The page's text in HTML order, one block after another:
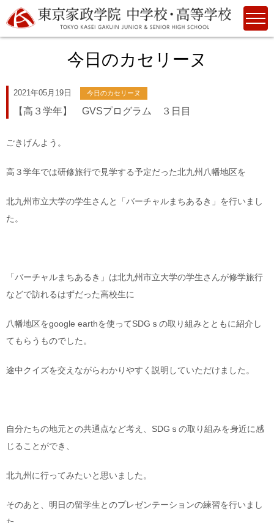
今日のカセリーヌ
2021年05月19日 今日のカセリーヌ
【高３学年】 GVSプログラム ３日目
ごきげんよう。
高３学年では研修旅行で見学する予定だった北九州八幡地区を
北九州市立大学の学生さんと「バーチャルまちあるき」を行いまし
た。
「バーチャルまちあるき」は北九州市立大学の学生さんが修学旅行
などで訪れるはずだった高校生に
八幡地区をgoogle earthを使ってSDGｓの取り組みとともに紹介し
てもらうものでした。
途中クイズを交えながらわかりやすく説明していただけました。
自分たちの地元との共通点など考え、SDGｓの取り組みを身近に感
じることができ、
北九州に行ってみたいと思いました。
そのあと、明日の留学生とのプレゼンテーションの練習を行いまし